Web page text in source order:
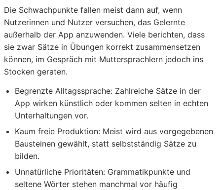
Die Schwachpunkte fallen meist dann auf, wenn
Nutzerinnen und Nutzer versuchen, das Gelernte
außerhalb der App anzuwenden. Viele berichten, dass
sie zwar Sätze in Übungen korrekt zusammensetzen
können, im Gespräch mit Muttersprachlern jedoch ins
Stocken geraten.
Begrenzte Alltagssprache: Zahlreiche Sätze in der
App wirken künstlich oder kommen selten in echten
Unterhaltungen vor.
Kaum freie Produktion: Meist wird aus vorgegebenen
Bausteinen gewählt, statt selbstständig Sätze zu
bilden.
Unnatürliche Prioritäten: Grammatikpunkte und
seltene Wörter stehen manchmal vor häufig